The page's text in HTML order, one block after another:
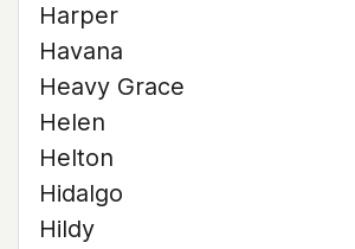
Harper
Havana
Heavy Grace
Helen
Helton
Hidalgo
Hildy